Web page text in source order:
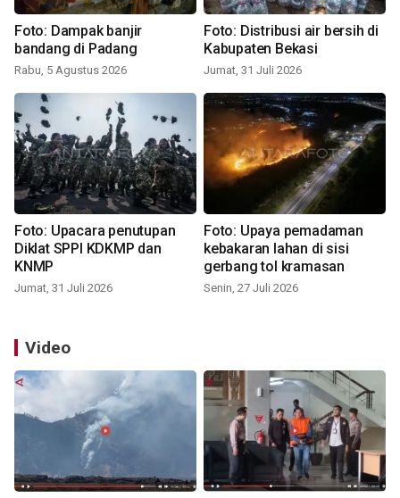
Foto: Dampak banjir
bandang di Padang
Rabu, 5 Agustus 2026
Foto: Distribusi air bersih di
Kabupaten Bekasi
Jumat, 31 Juli 2026
Foto: Upacara penutupan
Diklat SPPI KDKMP dan
KNMP
Jumat, 31 Juli 2026
Foto: Upaya pemadaman
kebakaran lahan di sisi
gerbang tol kramasan
Senin, 27 Juli 2026
Video